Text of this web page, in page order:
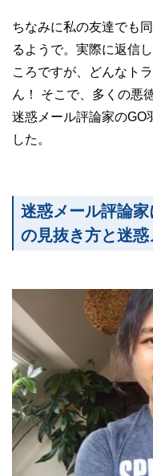
ちなみに私の友達でも
るようで。実際に返信
ころですが、どんなト
ん！ そこで、多くの悪
迷惑メール評論家のGO
した。
迷惑メール評論
の見抜き方と迷惑